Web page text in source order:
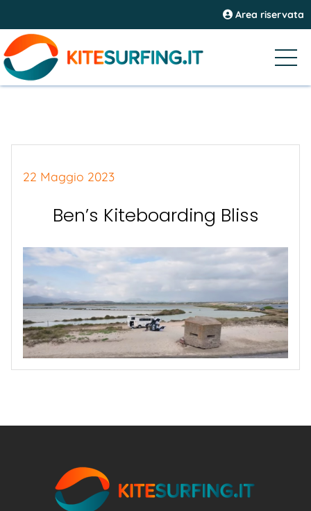
Area riservata
22 Maggio 2023
Ben’s Kiteboarding Bliss